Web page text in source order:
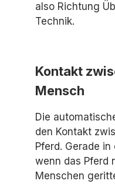
also Richtung
Technik.
Kontakt
Mensch
Die
den Kontakt
Pferd. Gerade
wenn das Pferd
Menschen